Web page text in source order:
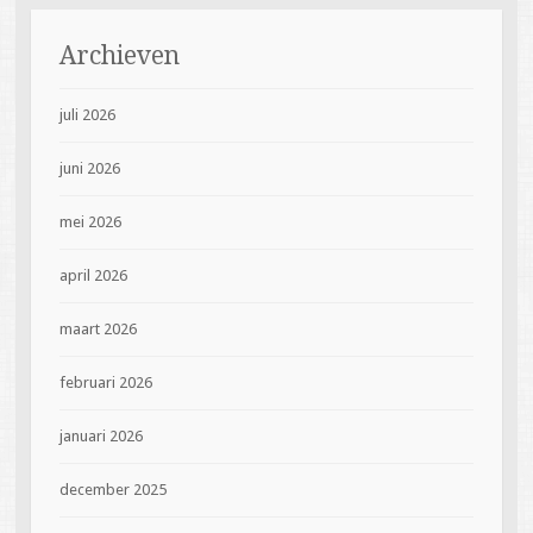
Archieven
juli 2026
juni 2026
mei 2026
april 2026
maart 2026
februari 2026
januari 2026
december 2025